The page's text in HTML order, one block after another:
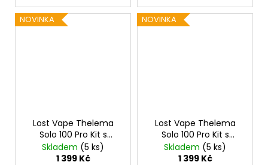
NOVINKA
Lost Vape Thelema
Solo 100 Pro Kit s
Centaurus Sub Ohm
Tank V2 (Wavy Silver)
Skladem (5 ks)
1 399 Kč
NOVINKA
Lost Vape Thelema
Solo 100 Pro Kit s
Centaurus Sub Ohm
Tank V2 (Wavy Gold)
Skladem (5 ks)
1 399 Kč